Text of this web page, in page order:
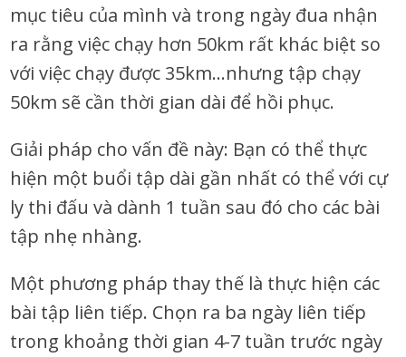
mục tiêu của mình và trong ngày đua nhận
ra rằng việc chạy hơn 50km rất khác biệt so
với việc chạy được 35km…nhưng tập chạy
50km sẽ cần thời gian dài để hồi phục.
Giải pháp cho vấn đề này: Bạn có thể thực
hiện một buổi tập dài gần nhất có thể với cự
ly thi đấu và dành 1 tuần sau đó cho các bài
tập nhẹ nhàng.
Một phương pháp thay thế là thực hiện các
bài tập liên tiếp. Chọn ra ba ngày liên tiếp
trong khoảng thời gian 4-7 tuần trước ngày